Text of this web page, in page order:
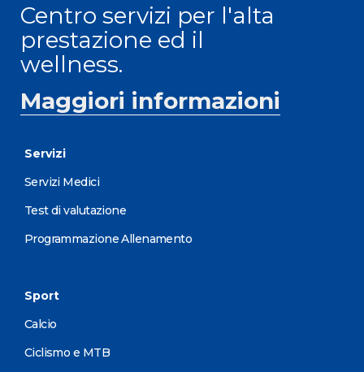
Centro servizi per l'alta
prestazione ed il
wellness.
Maggiori informazioni
Servizi
Servizi Medici
Test di valutazione
Programmazione Allenamento
Sport
Calcio
Ciclismo e MTB